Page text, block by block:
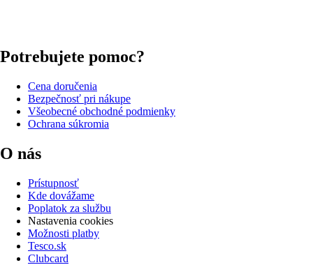
Potrebujete pomoc?
Cena doručenia
Bezpečnosť pri nákupe
Všeobecné obchodné podmienky
Ochrana súkromia
O nás
Prístupnosť
Kde dovážame
Poplatok za službu
Nastavenia cookies
Možnosti platby
Tesco.sk
Clubcard